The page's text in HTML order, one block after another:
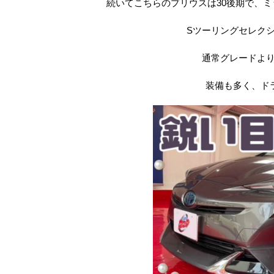
続いてこちらのプリウスは30後期で、
Sツーリングセレク
通常グレードよ
装備も多く、ド